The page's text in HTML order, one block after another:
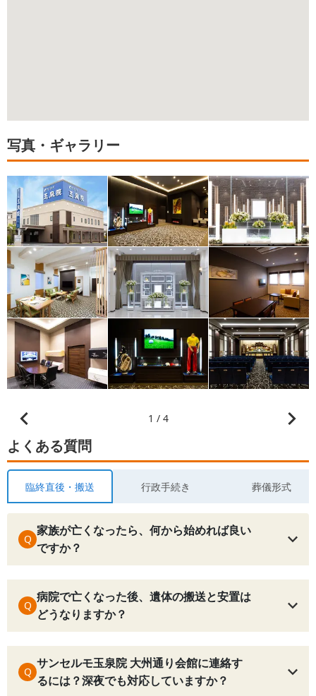
写真・ギャラリー
1 / 4
よくある質問
臨終直後・搬送 行政手続き 葬儀形式
Q
家族が亡くなったら、何から始めれば良い
ですか？
Q
病院で亡くなった後、遺体の搬送と安置は
どうなりますか？
Q
サンセルモ玉泉院 大州通り会館に連絡す
るには？深夜でも対応していますか？